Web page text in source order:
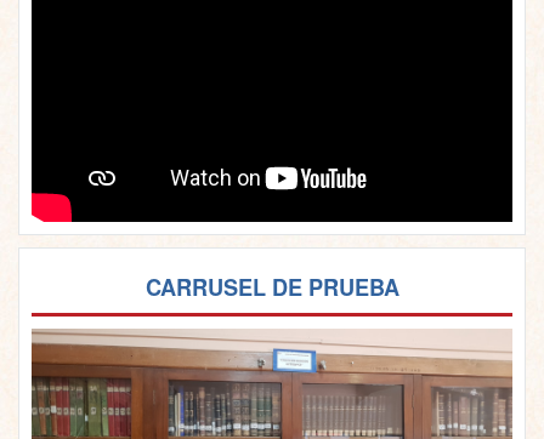
CARRUSEL DE PRUEBA